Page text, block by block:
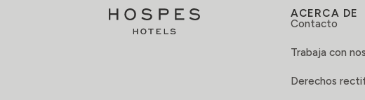
ACERCA DE
Contacto
Trabaja con
Derechos